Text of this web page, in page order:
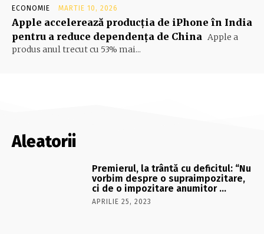
ECONOMIE MARTIE 10, 2026
Apple accelerează producția de iPhone în India
pentru a reduce dependența de China Apple a
produs anul trecut cu 53% mai...
Aleatorii
Premierul, la trântă cu deficitul: “Nu
vorbim despre o supraimpozitare,
ci de o impozitare anumitor …
APRILIE 25, 2023